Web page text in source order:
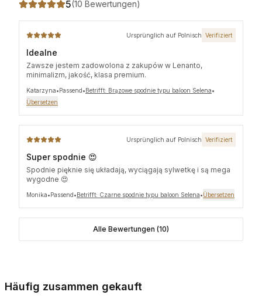
5(10 Bewertungen)
Ursprünglich auf Polnisch Verifiziert
Idealne
Zawsze jestem zadowolona z zakupów w Lenanto,
minimalizm, jakość, klasa premium.
Katarzyna•Passend•Betrifft: Brązowe spodnie typu baloon Selena•
Übersetzen
Ursprünglich auf Polnisch Verifiziert
Super spodnie 😍
Spodnie pięknie się układają, wyciągają sylwetkę i są mega
wygodne 😍
Monika•Passend•Betrifft: Czarne spodnie typu baloon Selena•Übersetzen
Alle Bewertungen (10)
Häufig zusammen gekauft